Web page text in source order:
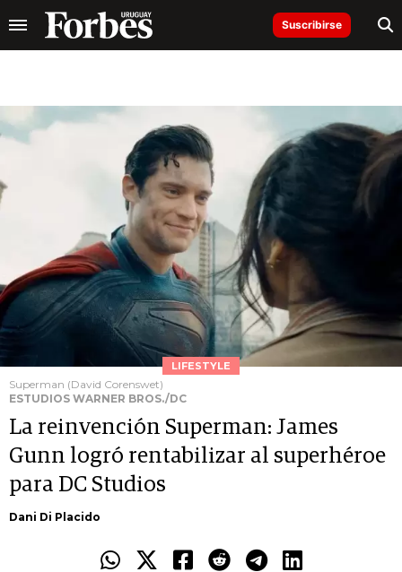
Suscribirse
LIFESTYLE
Superman (David Corenswet)
ESTUDIOS WARNER BROS./DC
La reinvención Superman: James
Gunn logró rentabilizar al superhéroe
para DC Studios
Dani Di Placido